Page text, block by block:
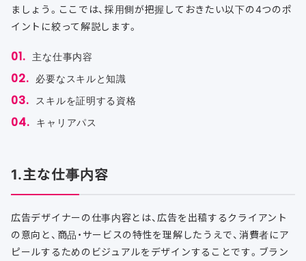
ましょう。ここでは、採用側が把握しておきたい以下の4つのポ
イントに絞って解説します。
主な仕事内容
必要なスキルと知識
スキルを証明する資格
キャリアパス
1.主な仕事内容
広告デザイナーの仕事内容とは、広告を出稿するクライアント
の意向と、商品・サービスの特性を理解したうえで、消費者にア
ピールするためのビジュアルをデザインすることです。ブラン